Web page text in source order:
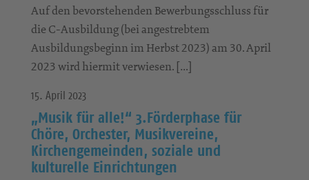
Auf den bevorstehenden Bewerbungsschluss für
die C-Ausbildung (bei angestrebtem
Ausbildungsbeginn im Herbst 2023) am 30. April
2023 wird hiermit verwiesen. […]
15. April 2023
„Musik für alle!“ 3.Förderphase für
Chöre, Orchester, Musikvereine,
Kirchengemeinden, soziale und
kulturelle Einrichtungen